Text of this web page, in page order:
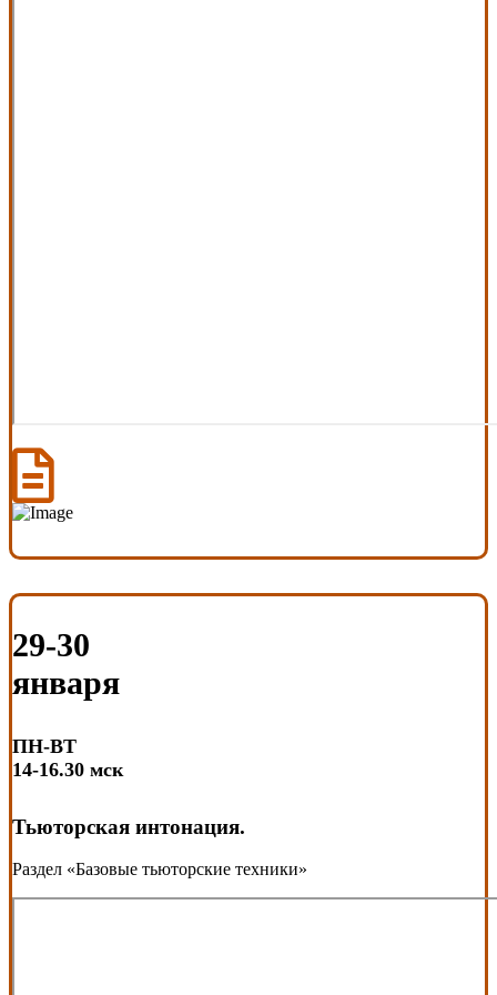
29-30
января
ПН-ВТ
14-16.30 мск
Тьюторская интонация.
Раздел «Базовые тьюторские техники»